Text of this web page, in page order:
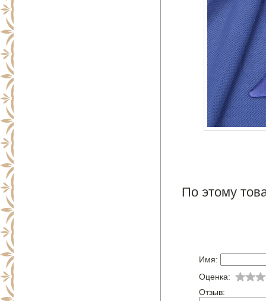
По этому
Имя:
Оценка:
Отзыв: